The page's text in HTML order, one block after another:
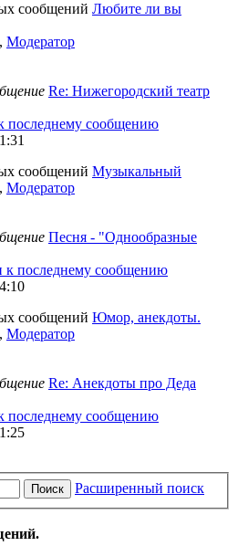
Любите ли вы
, Модератор
Re: Нижегородский театр
последнему сообщению
Музыкальный
, Модератор
Песня - "Однообразные
к последнему сообщению
Юмор, анекдоты.
, Модератор
Re: Анекдоты про Деда
последнему сообщению
Поиск
Расширенный поиск